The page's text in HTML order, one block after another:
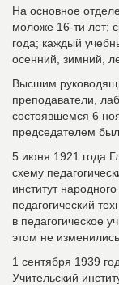
На основное
моложе 16-ти лет;
года; каждый
осенний, зимний,
Высшим
преподаватели,
состоявшемся 6
председателем
5 июня 1921 года
схему
институт
педагогический
в педагогическое
этом не изменились.
1 сентября 1939
Учительский